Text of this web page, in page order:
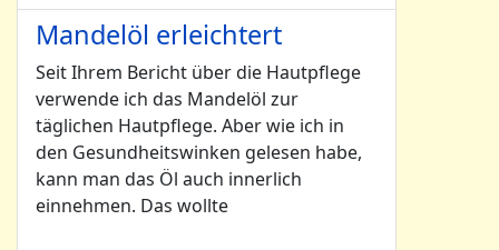
Mandelöl erleichtert
Seit Ihrem Bericht über die Hautpflege
verwende ich das Mandelöl zur
täglichen Hautpflege. Aber wie ich in
den Gesundheitswinken gelesen habe,
kann man das Öl auch innerlich
einnehmen. Das wollte